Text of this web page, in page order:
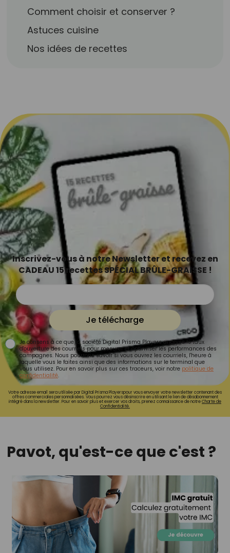
Comment choisir et conserver ?
Astuces cuisine
Nos idées de recettes
Inscrivez-vous à notre Newsletter et recevez en
CADEAU 15 recettes SPÉCIAL BRÛLE-GRAISSE !
Je télécharge
Je consens à ce que la société Digital Prisma Players analyse le taux
d'ouverture des courriels pour mesurer et optimiser les performances des
campagnes. Nous pourrons savoir si vous ouvrez les courriels, l'heure à
laquelle vous le faites ainsi que des informations sur le terminal que
vous utilisez. Pour en savoir plus sur ces traceurs, voir notre politique de
confidentialité.
Votre adresse email sera utilisée par Digital Prisma Playerspour vous envoyer votre newsletter contenant des
offres commerciales personnalisées. Vous pourrez vous désinscrire en utilisant le lien de désabonnement
intégré dans la newsletter. Pour en savoir plus et exercer vos droits, prenez connaissance de notreCharte de
Confidentialité.
Pavot, qu'est-ce que c'est ?